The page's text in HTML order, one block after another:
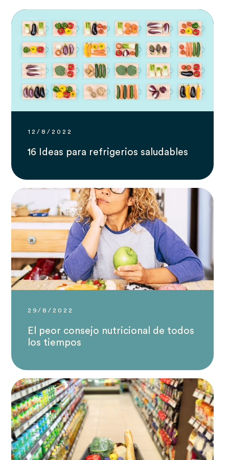
12/8/2022
16 Ideas para refrigerios saludables
29/8/2022
El peor consejo nutricional de todos
los tiempos